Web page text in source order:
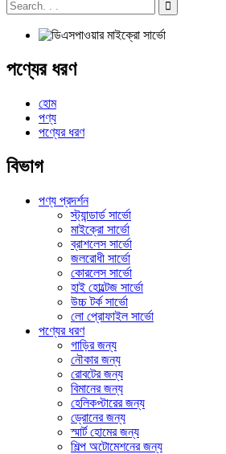
পণ্যের ধরণ
হোম
পণ্য
পণ্যের ধরণ
বিভাগ
পণ্য প্রদর্শন
স্ট্যান্ডার্ড সার্ভো
মাইক্রো সার্ভো
ব্রাশলেস সার্ভো
জলরোধী সার্ভো
কোরলেস সার্ভো
হাই হোল্টেজ সার্ভো
উচ্চ টর্ক সার্ভো
লো প্রোফাইল সার্ভো
পণ্যের ধরণ
গাড়ির জন্য
নৌকার জন্য
রোবটের জন্য
বিমানের জন্য
হেলিকপ্টারের জন্য
ড্রোনের জন্য
স্মার্ট হোমের জন্য
শিল্প অটোমেশনের জন্য